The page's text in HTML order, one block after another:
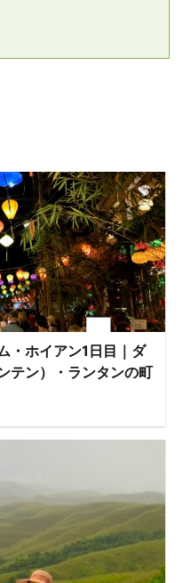
・ホイアン1日目｜ダ
テン）・ランタンの町